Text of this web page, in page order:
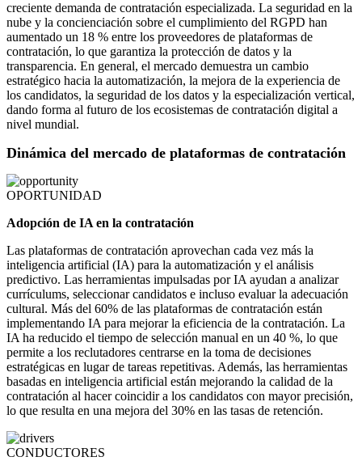
creciente demanda de contratación especializada. La seguridad en la
nube y la concienciación sobre el cumplimiento del RGPD han
aumentado un 18 % entre los proveedores de plataformas de
contratación, lo que garantiza la protección de datos y la
transparencia. En general, el mercado demuestra un cambio
estratégico hacia la automatización, la mejora de la experiencia de
los candidatos, la seguridad de los datos y la especialización vertical,
dando forma al futuro de los ecosistemas de contratación digital a
nivel mundial.
Dinámica del mercado de plataformas de contratación
OPORTUNIDAD
Adopción de IA en la contratación
Las plataformas de contratación aprovechan cada vez más la
inteligencia artificial (IA) para la automatización y el análisis
predictivo. Las herramientas impulsadas por IA ayudan a analizar
currículums, seleccionar candidatos e incluso evaluar la adecuación
cultural. Más del 60% de las plataformas de contratación están
implementando IA para mejorar la eficiencia de la contratación. La
IA ha reducido el tiempo de selección manual en un 40 %, lo que
permite a los reclutadores centrarse en la toma de decisiones
estratégicas en lugar de tareas repetitivas. Además, las herramientas
basadas en inteligencia artificial están mejorando la calidad de la
contratación al hacer coincidir a los candidatos con mayor precisión,
lo que resulta en una mejora del 30% en las tasas de retención.
CONDUCTORES